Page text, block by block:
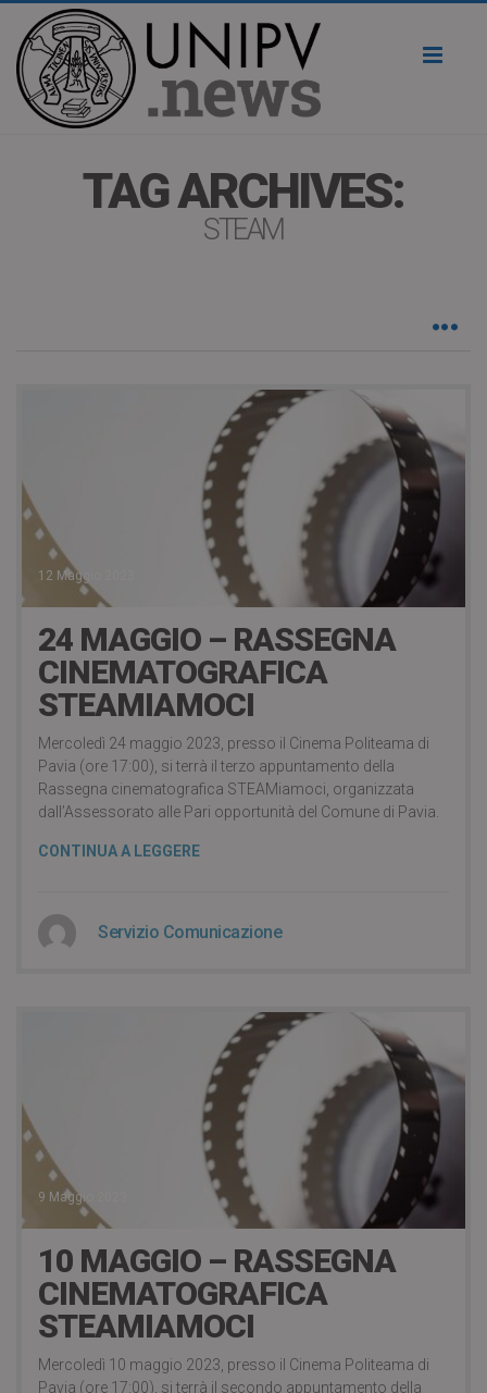
TAG ARCHIVES:
STEAM
12 Maggio 2023
24 MAGGIO – RASSEGNA
CINEMATOGRAFICA
STEAMIAMOCI
Mercoledì 24 maggio 2023, presso il Cinema Politeama di
Pavia (ore 17:00), si terrà il terzo appuntamento della
Rassegna cinematografica STEAMiamoci, organizzata
dall’Assessorato alle Pari opportunità del Comune di Pavia.
CONTINUA A LEGGERE
Servizio Comunicazione
9 Maggio 2023
10 MAGGIO – RASSEGNA
CINEMATOGRAFICA
STEAMIAMOCI
Mercoledì 10 maggio 2023, presso il Cinema Politeama di
Pavia (ore 17:00), si terrà il secondo appuntamento della